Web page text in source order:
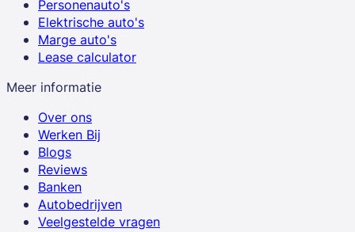
Personenauto's
Elektrische auto's
Marge auto's
Lease calculator
Meer informatie
Over ons
Werken Bij
Blogs
Reviews
Banken
Autobedrijven
Veelgestelde vragen